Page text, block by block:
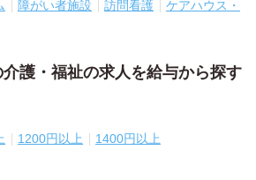
障がい者施設 訪問看護
ケアハウス・
介護・福祉の求人を給与から探す
1200円以上 1400円以上